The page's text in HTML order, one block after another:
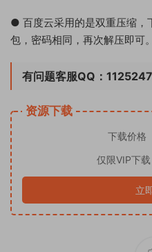
● 百度云采用的是双重压缩，
包，密码相同，再次解压即可。
有问题客服QQ：
资源下载
下载价格
仅限VIP下载
立